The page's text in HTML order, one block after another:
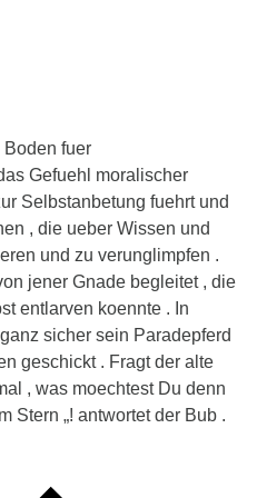
Boden fuer
Gefuehl moralischer
Selbstanbetung fuehrt und
, die ueber Wissen und
und zu verunglimpfen .
jener Gnade begleitet , die
entlarven koennte . In
sicher sein Paradepferd
geschickt . Fragt der alte
, was moechtest Du denn
Stern „! antwortet der Bub .